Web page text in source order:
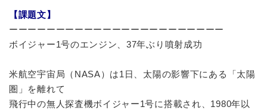
【課題文】
ーーーーーーーーーーーーーーーーーーーーーーー
ボイジャー1号のエンジン、37年ぶり噴射成功
米航空宇宙局（NASA）は1日、太陽の影響下にある「太陽
圏」を離れて
飛行中の無人探査機ボイジャー1号に搭載され、1980年以